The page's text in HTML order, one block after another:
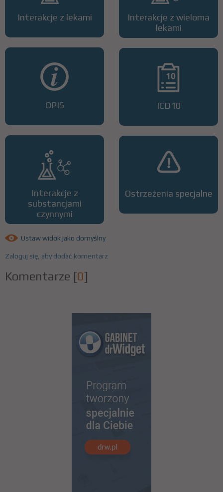
Interakcje z lekami
OPIS
Interakcje z
substancjami
czynnymi
Interakcje z wieloma
lekami
ICD10
Ostrzeżenia specjalne
Ustaw widok jako domyślny
Zaloguj się, aby dodać komentarz
Komentarze [0]